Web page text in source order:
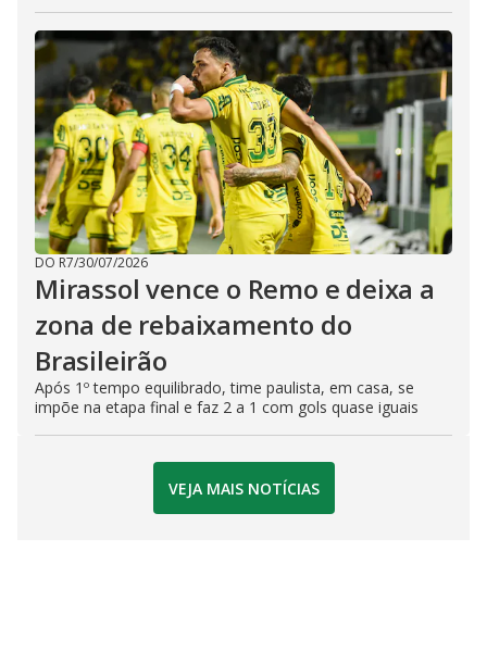
DO R7/30/07/2026
Mirassol vence o Remo e deixa a
zona de rebaixamento do
Brasileirão
Após 1º tempo equilibrado, time paulista, em casa, se
impõe na etapa final e faz 2 a 1 com gols quase iguais
VEJA MAIS NOTÍCIAS